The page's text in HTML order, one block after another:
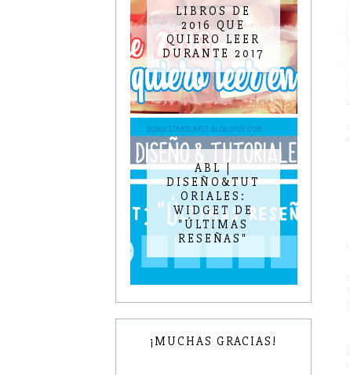
LIBROS DE
2016 QUE
QUIERO LEER
DURANTE 2017
ABL |
DISEÑO&TUT
ORIALES:
WIDGET DE
"ÚLTIMAS
RESEÑAS"
¡MUCHAS GRACIAS!